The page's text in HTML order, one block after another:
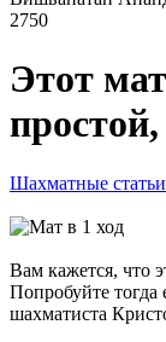
2750
Этот
Шахматные статьи
Вам кажется, что
Попробуйте тогда
шахматиста